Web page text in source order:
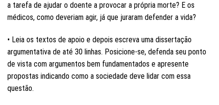
a tarefa de ajudar o doente a provocar a própria morte? E os
médicos, como deveriam agir, já que juraram defender a vida?
• Leia os textos de apoio e depois escreva uma dissertação
argumentativa de até 30 linhas. Posicione-se, defenda seu ponto
de vista com argumentos bem fundamentados e apresente
propostas indicando como a sociedade deve lidar com essa
questão.